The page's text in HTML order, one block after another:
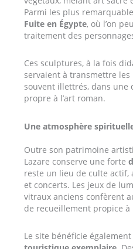
Parmi les plus
Fuite en Égypte, où l’on
traitement des
Ces sculptures, à la fois
servaient à transmettre
souvent illettrés, dans une
propre à l’art roman.
Une atmosphère
Outre son patrimoine
Lazare conserve une forte
reste un lieu de culte actif,
et concerts. Les jeux de
vitraux anciens confèrent
de recueillement propice
Le site bénéficie également